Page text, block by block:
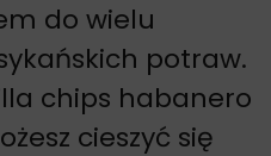
do wielu
potraw.
chips habanero
cieszyć się